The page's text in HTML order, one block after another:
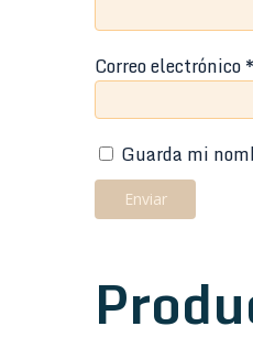
Correo electrónico*
Guarda mi